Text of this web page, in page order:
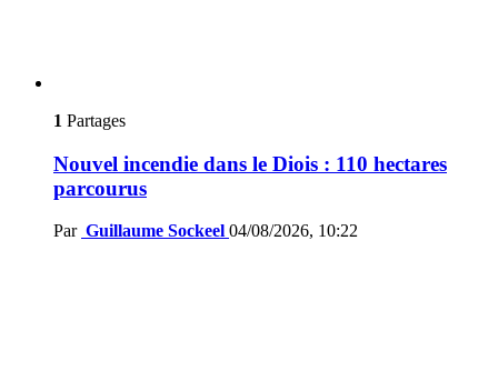
1 Partages
Nouvel incendie dans le Diois : 110 hectares
parcourus
Par Guillaume Sockeel 04/08/2026, 10:22